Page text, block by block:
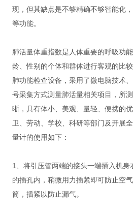
现，但其缺点是不够精确不够智能化
等功能。
肺活量体重指数是人体重要的呼吸功
龄、性别的个体和群体进行客观的比
肺功能检查设备，采用了微电脑技术
号采集方式测量肺活量相关项目，所
晰，具有体小、美观、量轻、便携的
卫、劳动、学校、科研等部门及开展
量计的使用如下：
1、将引压管两端的接头一端插入机
的插孔内，稍微用力插紧即可防止空
筒，插紧以防止漏气。